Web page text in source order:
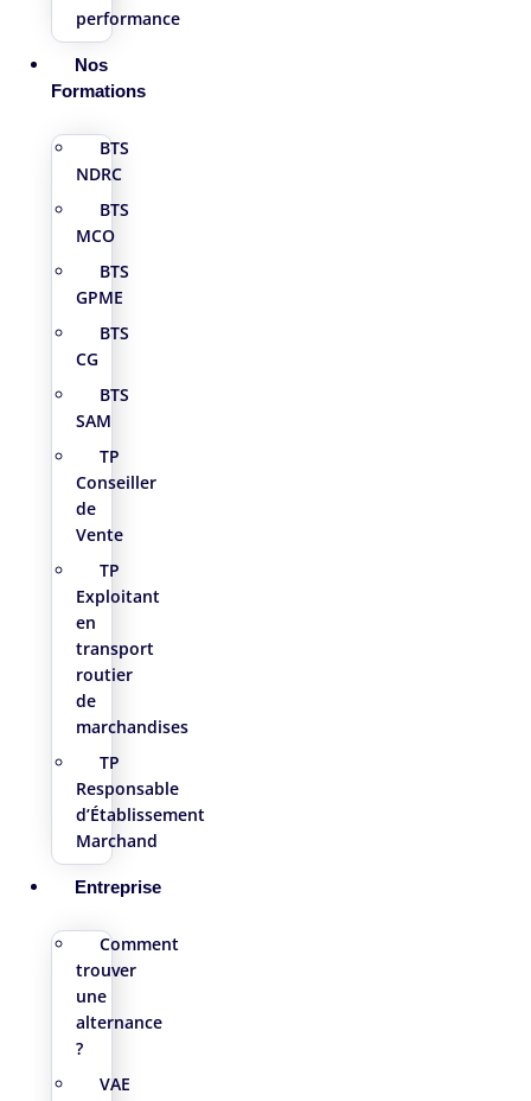
performance
Nos
Formations
BTS
NDRC
BTS
MCO
BTS
GPME
BTS
CG
BTS
SAM
TP
Conseiller
de
Vente
TP
Exploitant
en
transport
routier
de
marchandises
TP
Responsable
d’Établissement
Marchand
Entreprise
Comment
trouver
une
alternance
?
VAE